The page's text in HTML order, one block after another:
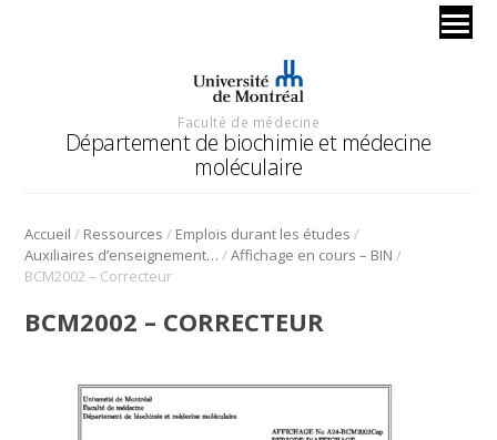
Faculté de médecine
Département de biochimie et médecine
moléculaire
Accueil / Ressources / Emplois durant les études /
Auxiliaires d’enseignement bio-informatique /Affichage en cours – BIN /
BCM2002 – Correcteur
BCM2002 – CORRECTEUR